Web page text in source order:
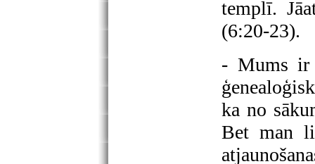
templī.
(6:20-23).
- Mums ir
ka no
Bet man